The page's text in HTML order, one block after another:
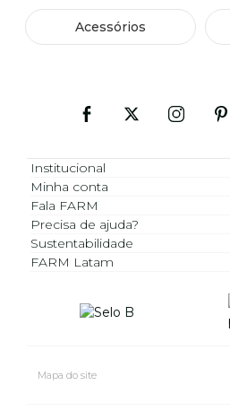
Acessórios
Institucional
Minha conta
Fala FARM
Precisa de ajuda?
Sustentabilidade
FARM Latam
Mapa do site